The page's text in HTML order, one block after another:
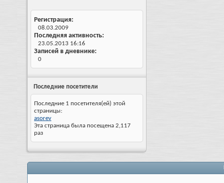
Регистрация
08.03.2009
Последняя активность
23.05.2013 16:16
Записей в дневнике
0
Последние посетители
Последние 1 посетителя(ей) этой
страницы:
asorev
Эта страница была посещена 2,117
раз